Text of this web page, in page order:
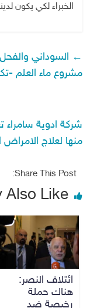
الخبراء لكي يكون
← السوداني
مشروع ماء العلم -
منها لعلاج الامراض
Share This Post:
Also Like
ائتلاف النصر:
هناك حملة
رخيصة ضد